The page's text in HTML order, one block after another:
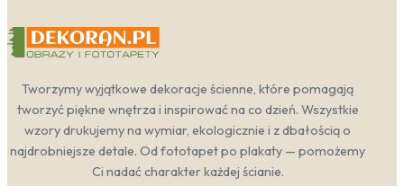
Tworzymy wyjątkowe dekoracje ścienne, które pomagają
tworzyć piękne wnętrza i inspirować na co dzień. Wszystkie
wzory drukujemy na wymiar, ekologicznie i z dbałością o
najdrobniejsze detale. Od fototapet po plakaty — pomożemy
Ci nadać charakter każdej ścianie.